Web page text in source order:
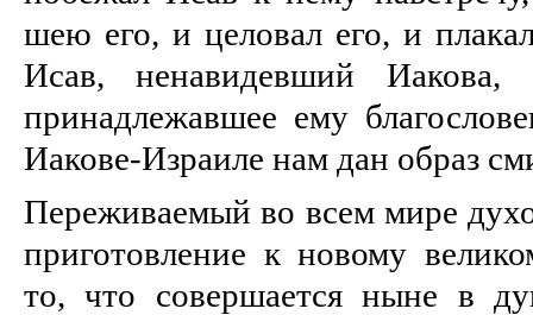
шею его, и целовал его, и
Исав, ненавидевший Иакова,
принадлежавшее ему
Иакове-Израиле нам дан образ
Переживаемый во всем мире
приготовление к новому
то, что совершается ныне в